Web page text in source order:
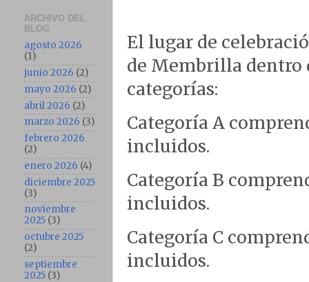
El lugar de
de Membrilla dentro
categorías:
Categoría A
incluidos.
Categoría B
incluidos.
Categoría C
incluidos.
ARCHIVO DEL
BLOG
agosto 2026
(1)
junio 2026 (2)
mayo 2026 (2)
abril 2026 (2)
marzo 2026 (3)
febrero 2026
(2)
enero 2026 (4)
diciembre 2025
(3)
noviembre
2025 (3)
octubre 2025
(2)
septiembre
2025 (3)